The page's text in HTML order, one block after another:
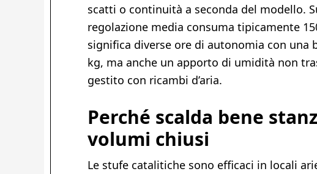
scatti o continuità a seconda del modello.
regolazione media consuma tipicamente
significa diverse ore di autonomia con una
kg, ma anche un apporto di umidità non
gestito con ricambi d’aria.
Perché scalda bene
volumi chiusi
Le stufe catalitiche sono efficaci in locali